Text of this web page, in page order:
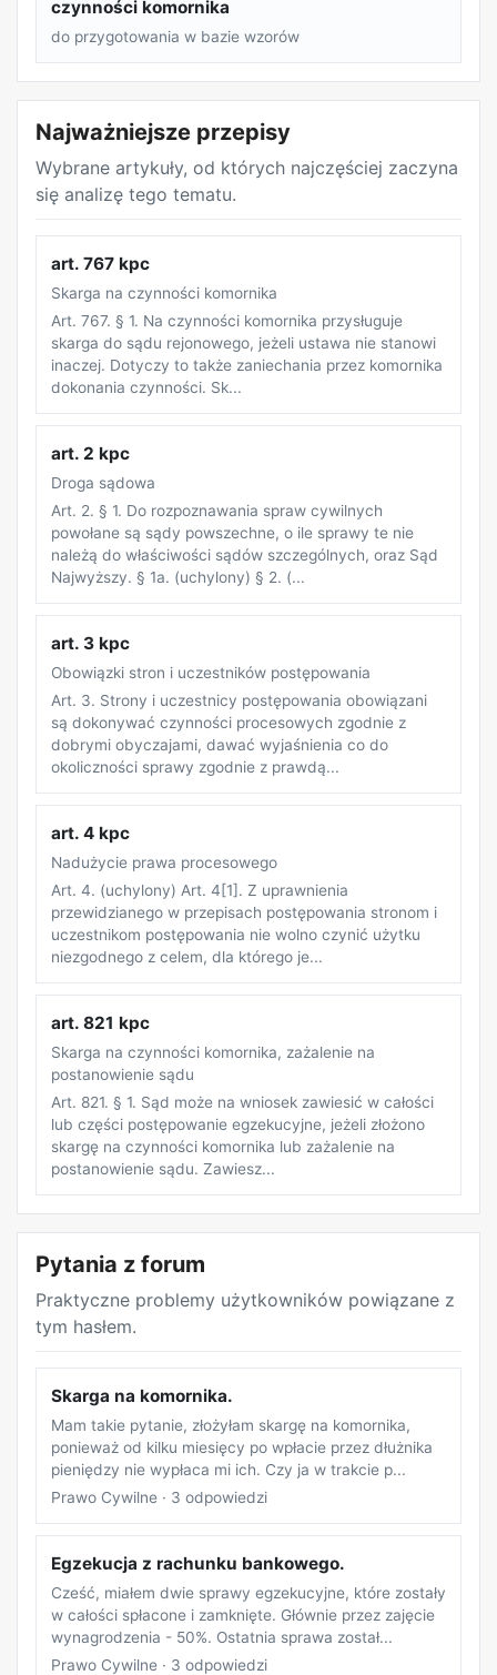
czynności komornika
do przygotowania w bazie wzorów
Najważniejsze przepisy
Wybrane artykuły, od których najczęściej zaczyna
się analizę tego tematu.
art. 767 kpc
Skarga na czynności komornika
Art. 767. § 1. Na czynności komornika przysługuje
skarga do sądu rejonowego, jeżeli ustawa nie stanowi
inaczej. Dotyczy to także zaniechania przez komornika
dokonania czynności. Sk...
art. 2 kpc
Droga sądowa
Art. 2. § 1. Do rozpoznawania spraw cywilnych
powołane są sądy powszechne, o ile sprawy te nie
należą do właściwości sądów szczególnych, oraz Sąd
Najwyższy. § 1a. (uchylony) § 2. (...
art. 3 kpc
Obowiązki stron i uczestników postępowania
Art. 3. Strony i uczestnicy postępowania obowiązani
są dokonywać czynności procesowych zgodnie z
dobrymi obyczajami, dawać wyjaśnienia co do
okoliczności sprawy zgodnie z prawdą...
art. 4 kpc
Nadużycie prawa procesowego
Art. 4. (uchylony) Art. 4[1]. Z uprawnienia
przewidzianego w przepisach postępowania stronom i
uczestnikom postępowania nie wolno czynić użytku
niezgodnego z celem, dla którego je...
art. 821 kpc
Skarga na czynności komornika, zażalenie na
postanowienie sądu
Art. 821. § 1. Sąd może na wniosek zawiesić w całości
lub części postępowanie egzekucyjne, jeżeli złożono
skargę na czynności komornika lub zażalenie na
postanowienie sądu. Zawiesz...
Pytania z forum
Praktyczne problemy użytkowników powiązane z
tym hasłem.
Skarga na komornika.
Mam takie pytanie, złożyłam skargę na komornika,
ponieważ od kilku miesięcy po wpłacie przez dłużnika
pieniędzy nie wypłaca mi ich. Czy ja w trakcie p...
Prawo Cywilne · 3 odpowiedzi
Egzekucja z rachunku bankowego.
Cześć, miałem dwie sprawy egzekucyjne, które zostały
w całości spłacone i zamknięte. Głównie przez zajęcie
wynagrodzenia - 50%. Ostatnia sprawa został...
Prawo Cywilne · 3 odpowiedzi